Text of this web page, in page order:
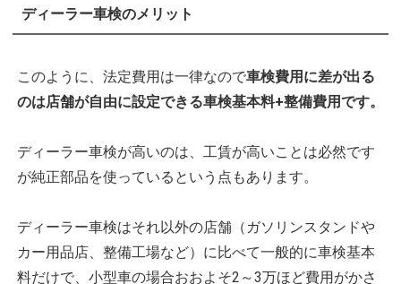
ディーラー車検のメリット
このように、法定費用は一律なので車検費用に差が出る
のは店舗が自由に設定できる車検基本料+整備費用です。
ディーラー車検が高いのは、工賃が高いことは必然です
が純正部品を使っているという点もあります。
ディーラー車検はそれ以外の店舗（ガソリンスタンドや
カー用品店、整備工場など）に比べて一般的に車検基本
料だけで、小型車の場合おおよそ2～3万ほど費用がかさ